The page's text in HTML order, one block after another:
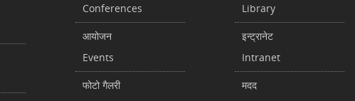
Conferences
आयोजन
Events
फोटो गैलरी
Library
इन्ट्रानेट
Intranet
मदद